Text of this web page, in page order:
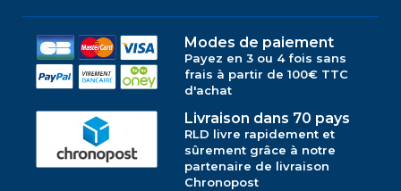
Modes de paiement
Payez en 3 ou 4 fois sans
frais à partir de 100€ TTC
d'achat
Livraison dans 70 pays
RLD livre rapidement et
sûrement grâce à notre
partenaire de livraison
Chronopost